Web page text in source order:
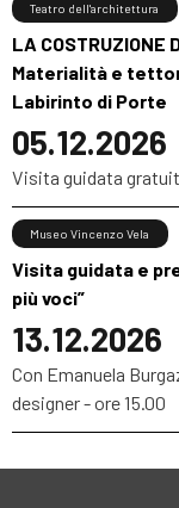
LA COSTRUZIONE
Materialità e
Labirinto di Porte
05.12.2026
Teatro dell'architettura
Visita guidata
Visita guidata e
più voci”
13.12.2026
Museo Vincenzo Vela
Con Emanuela
designer - ore 15.00